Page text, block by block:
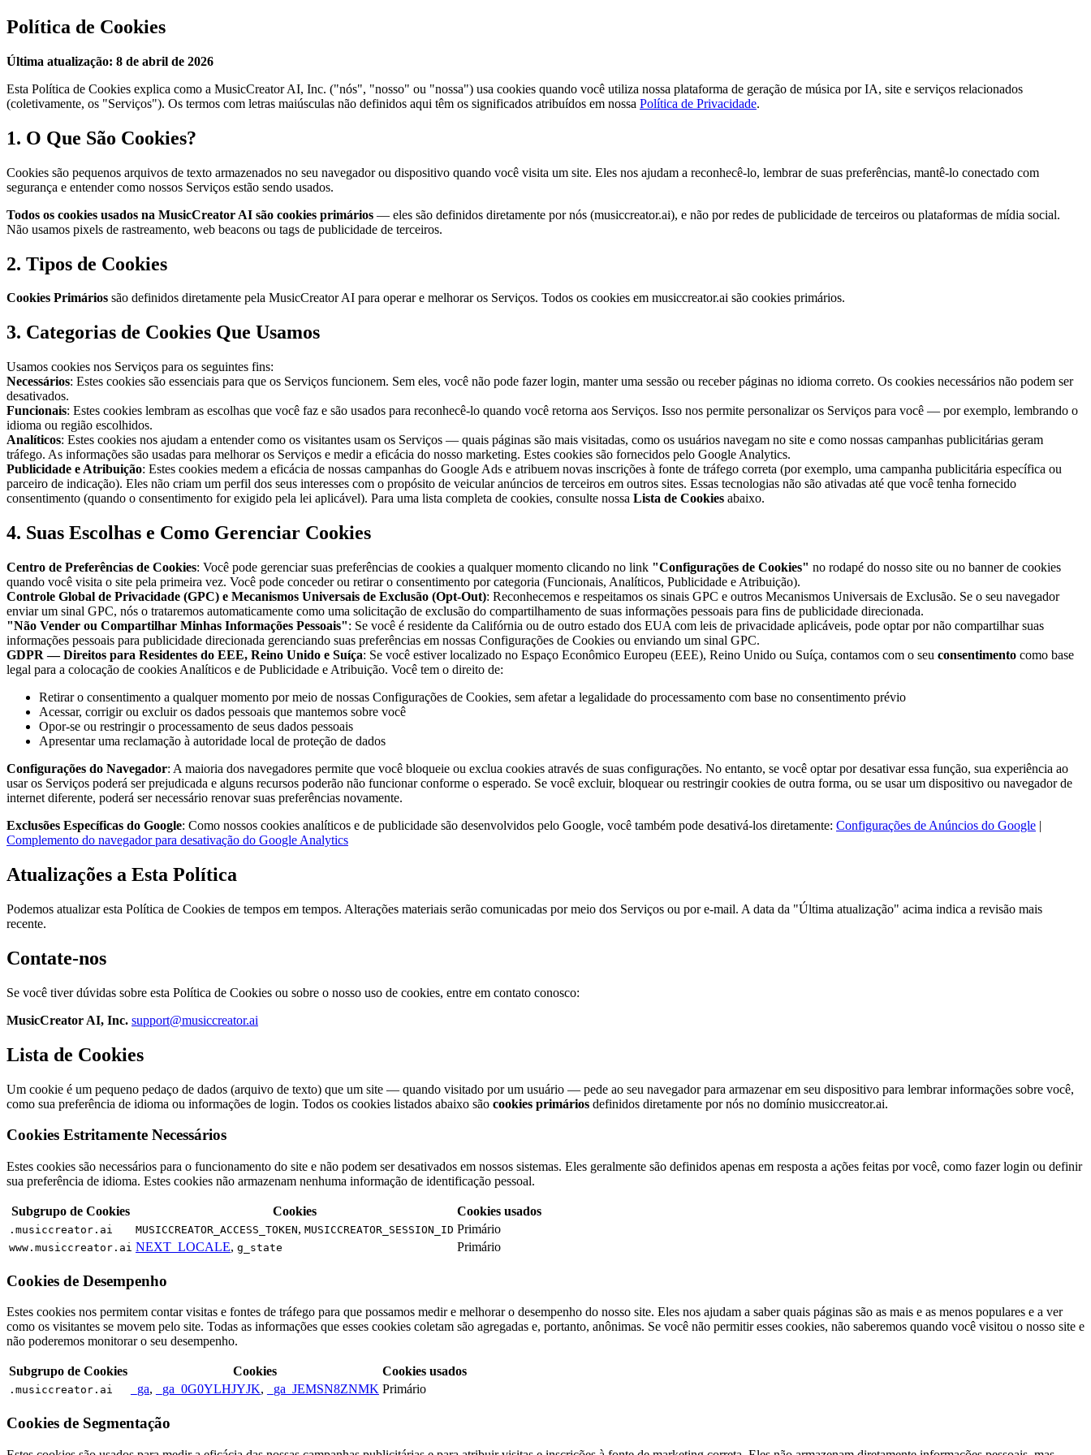
Política de Cookies
Última atualização: 8 de abril de 2026
Esta Política de Cookies explica como a MusicCreator AI, Inc. ("nós", "nosso" ou "nossa") usa cookies quando você utiliza nossa plataforma de geração de música por IA, site e serviços relacionados
(coletivamente, os "Serviços"). Os termos com letras maiúsculas não definidos aqui têm os significados atribuídos em nossa Política de Privacidade.
1. O Que São Cookies?
Cookies são pequenos arquivos de texto armazenados no seu navegador ou dispositivo quando você visita um site. Eles nos ajudam a reconhecê-lo, lembrar de suas preferências, mantê-lo conectado com
segurança e entender como nossos Serviços estão sendo usados.
Todos os cookies usados na MusicCreator AI são cookies primários — eles são definidos diretamente por nós (musiccreator.ai), e não por redes de publicidade de terceiros ou plataformas de mídia social.
Não usamos pixels de rastreamento, web beacons ou tags de publicidade de terceiros.
2. Tipos de Cookies
Cookies Primários são definidos diretamente pela MusicCreator AI para operar e melhorar os Serviços. Todos os cookies em musiccreator.ai são cookies primários.
3. Categorias de Cookies Que Usamos
Usamos cookies nos Serviços para os seguintes fins:
Necessários: Estes cookies são essenciais para que os Serviços funcionem. Sem eles, você não pode fazer login, manter uma sessão ou receber páginas no idioma correto. Os cookies necessários não podem ser
desativados.
Funcionais: Estes cookies lembram as escolhas que você faz e são usados para reconhecê-lo quando você retorna aos Serviços. Isso nos permite personalizar os Serviços para você — por exemplo, lembrando o
idioma ou região escolhidos.
Analíticos: Estes cookies nos ajudam a entender como os visitantes usam os Serviços — quais páginas são mais visitadas, como os usuários navegam no site e como nossas campanhas publicitárias geram
tráfego. As informações são usadas para melhorar os Serviços e medir a eficácia do nosso marketing. Estes cookies são fornecidos pelo Google Analytics.
Publicidade e Atribuição: Estes cookies medem a eficácia de nossas campanhas do Google Ads e atribuem novas inscrições à fonte de tráfego correta (por exemplo, uma campanha publicitária específica ou
parceiro de indicação). Eles não criam um perfil dos seus interesses com o propósito de veicular anúncios de terceiros em outros sites. Essas tecnologias não são ativadas até que você tenha fornecido
consentimento (quando o consentimento for exigido pela lei aplicável). Para uma lista completa de cookies, consulte nossa Lista de Cookies abaixo.
4. Suas Escolhas e Como Gerenciar Cookies
Centro de Preferências de Cookies: Você pode gerenciar suas preferências de cookies a qualquer momento clicando no link "Configurações de Cookies" no rodapé do nosso site ou no banner de cookies
quando você visita o site pela primeira vez. Você pode conceder ou retirar o consentimento por categoria (Funcionais, Analíticos, Publicidade e Atribuição).
Controle Global de Privacidade (GPC) e Mecanismos Universais de Exclusão (Opt-Out): Reconhecemos e respeitamos os sinais GPC e outros Mecanismos Universais de Exclusão. Se o seu navegador
enviar um sinal GPC, nós o trataremos automaticamente como uma solicitação de exclusão do compartilhamento de suas informações pessoais para fins de publicidade direcionada.
"Não Vender ou Compartilhar Minhas Informações Pessoais": Se você é residente da Califórnia ou de outro estado dos EUA com leis de privacidade aplicáveis, pode optar por não compartilhar suas
informações pessoais para publicidade direcionada gerenciando suas preferências em nossas Configurações de Cookies ou enviando um sinal GPC.
GDPR — Direitos para Residentes do EEE, Reino Unido e Suíça: Se você estiver localizado no Espaço Econômico Europeu (EEE), Reino Unido ou Suíça, contamos com o seu consentimento como base
legal para a colocação de cookies Analíticos e de Publicidade e Atribuição. Você tem o direito de:
Retirar o consentimento a qualquer momento por meio de nossas Configurações de Cookies, sem afetar a legalidade do processamento com base no consentimento prévio
Acessar, corrigir ou excluir os dados pessoais que mantemos sobre você
Opor-se ou restringir o processamento de seus dados pessoais
Apresentar uma reclamação à autoridade local de proteção de dados
Configurações do Navegador: A maioria dos navegadores permite que você bloqueie ou exclua cookies através de suas configurações. No entanto, se você optar por desativar essa função, sua experiência ao
usar os Serviços poderá ser prejudicada e alguns recursos poderão não funcionar conforme o esperado. Se você excluir, bloquear ou restringir cookies de outra forma, ou se usar um dispositivo ou navegador de
internet diferente, poderá ser necessário renovar suas preferências novamente.
Exclusões Específicas do Google: Como nossos cookies analíticos e de publicidade são desenvolvidos pelo Google, você também pode desativá-los diretamente: Configurações de Anúncios do Google |
Complemento do navegador para desativação do Google Analytics
Atualizações a Esta Política
Podemos atualizar esta Política de Cookies de tempos em tempos. Alterações materiais serão comunicadas por meio dos Serviços ou por e-mail. A data da "Última atualização" acima indica a revisão mais
recente.
Contate-nos
Se você tiver dúvidas sobre esta Política de Cookies ou sobre o nosso uso de cookies, entre em contato conosco:
MusicCreator AI, Inc. support@musiccreator.ai
Lista de Cookies
Um cookie é um pequeno pedaço de dados (arquivo de texto) que um site — quando visitado por um usuário — pede ao seu navegador para armazenar em seu dispositivo para lembrar informações sobre você,
como sua preferência de idioma ou informações de login. Todos os cookies listados abaixo são cookies primários definidos diretamente por nós no domínio musiccreator.ai.
Cookies Estritamente Necessários
Estes cookies são necessários para o funcionamento do site e não podem ser desativados em nossos sistemas. Eles geralmente são definidos apenas em resposta a ações feitas por você, como fazer login ou definir
sua preferência de idioma. Estes cookies não armazenam nenhuma informação de identificação pessoal.
Subgrupo de Cookies Cookies Cookies usados
.musiccreator.ai MUSICCREATOR_ACCESS_TOKEN, MUSICCREATOR_SESSION_ID Primário
www.musiccreator.ai NEXT_LOCALE, g_state Primário
Cookies de Desempenho
Estes cookies nos permitem contar visitas e fontes de tráfego para que possamos medir e melhorar o desempenho do nosso site. Eles nos ajudam a saber quais páginas são as mais e as menos populares e a ver
como os visitantes se movem pelo site. Todas as informações que esses cookies coletam são agregadas e, portanto, anônimas. Se você não permitir esses cookies, não saberemos quando você visitou o nosso site e
não poderemos monitorar o seu desempenho.
Subgrupo de Cookies Cookies Cookies usados
.musiccreator.ai _ga, _ga_0G0YLHJYJK, _ga_JEMSN8ZNMK Primário
Cookies de Segmentação